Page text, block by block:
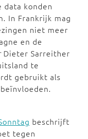
data konden
In Frankrijk mag
niet meer
en de
Dieter Sarreither
te
gebruikt als
beschrijft
tegen